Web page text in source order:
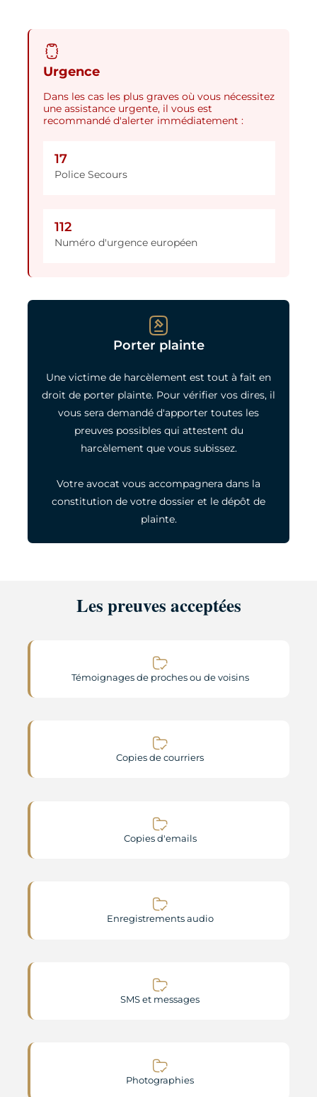
Urgence
Dans les cas les plus graves où vous nécessitez
une assistance urgente, il vous est
recommandé d'alerter immédiatement :
17
Police Secours
112
Numéro d'urgence européen
Porter plainte
Une victime de harcèlement est tout à fait en
droit de porter plainte. Pour vérifier vos dires, il
vous sera demandé d'apporter toutes les
preuves possibles qui attestent du
harcèlement que vous subissez.
Votre avocat vous accompagnera dans la
constitution de votre dossier et le dépôt de
plainte.
Les preuves acceptées
Témoignages de proches ou de voisins
Copies de courriers
Copies d'emails
Enregistrements audio
SMS et messages
Photographies